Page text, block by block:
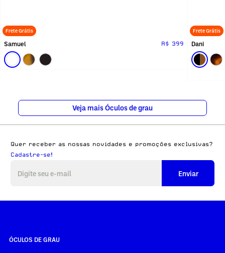
Frete Grátis
Samuel R$ 399
Frete Grátis
Dani
Veja mais Óculos de grau
Quer receber as nossas novidades e promoções exclusivas?
Cadastre-se!
Enviar
ÓCULOS DE GRAU